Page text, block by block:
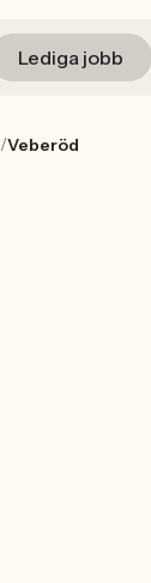
Lediga jobb
/Veberöd